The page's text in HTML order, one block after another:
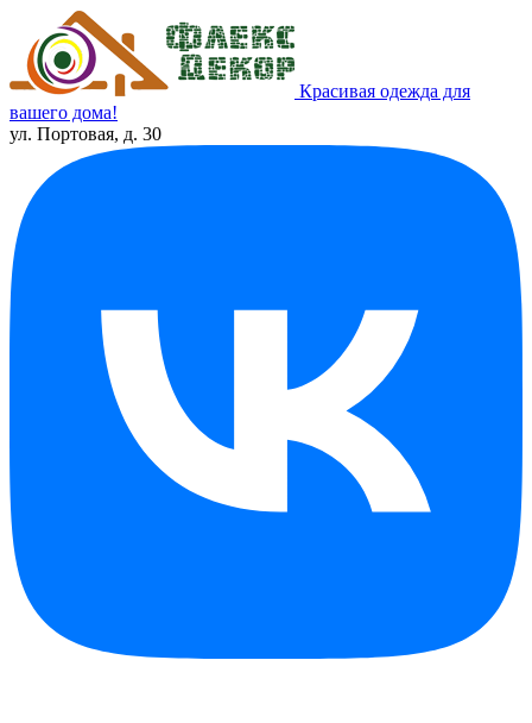
Красивая одежда для
вашего дома!
ул. Портовая, д. 30